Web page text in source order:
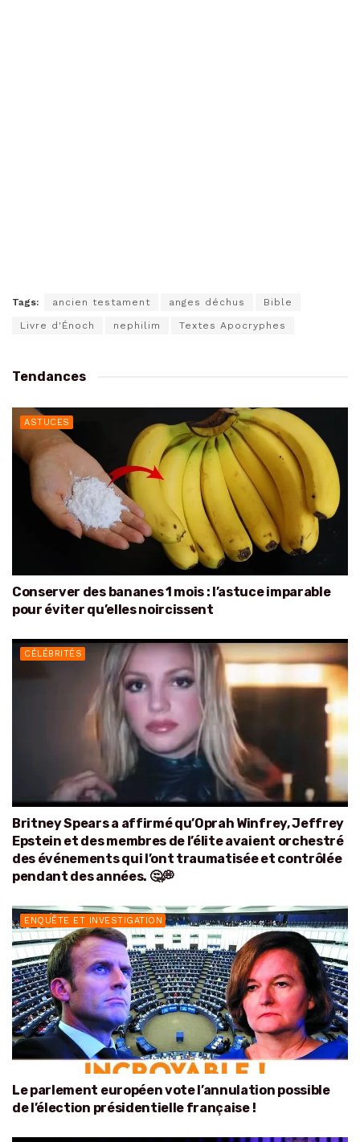
Tags: ancien testament anges déchus Bible
Livre d'Énoch nephilim Textes Apocryphes
Tendances
ASTUCES
Conserver des bananes 1 mois : l’astuce imparable
pour éviter qu’elles noircissent
CÉLÉBRITÉS
Britney Spears a affirmé qu’Oprah Winfrey, Jeffrey
Epstein et des membres de l’élite avaient orchestré
des événements qui l’ont traumatisée et contrôlée
pendant des années. 🤔💭
ENQUÊTE ET INVESTIGATION
Le parlement européen vote l’annulation possible
de l’élection présidentielle française !